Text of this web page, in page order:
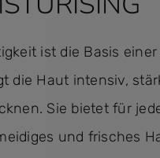
ist die Basis
die Haut intensiv,
Sie bietet für
und frisches